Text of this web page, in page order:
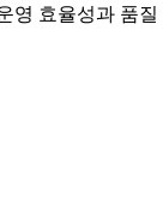
효율성과 품